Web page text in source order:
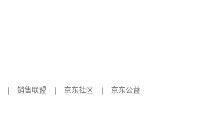
销售联盟 京东社区
京东公益